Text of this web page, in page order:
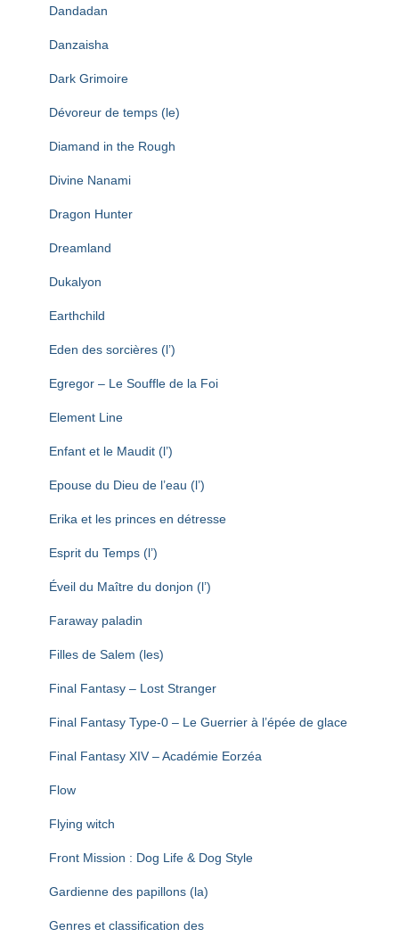
Dandadan
Danzaisha
Dark Grimoire
Dévoreur de temps (le)
Diamand in the Rough
Divine Nanami
Dragon Hunter
Dreamland
Dukalyon
Earthchild
Eden des sorcières (l’)
Egregor – Le Souffle de la Foi
Element Line
Enfant et le Maudit (l’)
Epouse du Dieu de l’eau (l’)
Erika et les princes en détresse
Esprit du Temps (l’)
Éveil du Maître du donjon (l’)
Faraway paladin
Filles de Salem (les)
Final Fantasy – Lost Stranger
Final Fantasy Type-0 – Le Guerrier à l’épée de glace
Final Fantasy XIV – Académie Eorzéa
Flow
Flying witch
Front Mission : Dog Life & Dog Style
Gardienne des papillons (la)
Genres et classification des